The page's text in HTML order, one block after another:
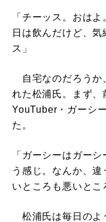
「チーッス。おは
日は飲んだけど、
ス」
自宅なのだろうか
れた松浦氏。まず、
YouTuber・ガーシ
た。
「ガーシーはガー
う感じ。なんか、
いところも悪いと
松浦氏は毎日のよ